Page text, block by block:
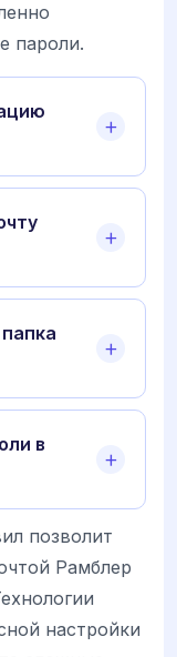
пароли.
в
позволит
Рамблер
настройки